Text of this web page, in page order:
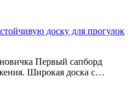
доску для прогулок
Первый сапборд
Широкая доска с…